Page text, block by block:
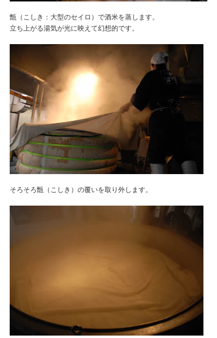
甑（こしき：大型のセイロ）で酒米を蒸します。
立ち上がる湯気が光に映えて幻想的です。
そろそろ甑（こしき）の覆いを取り外します。